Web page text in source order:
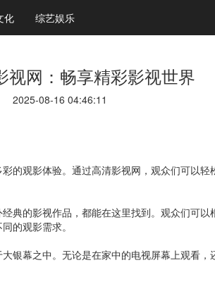
化 综艺娱乐
视网：畅享精彩影视世界
2025-08-16 04:46:11
的观影体验。通过高清影视网，观众们可以
典的影视作品，都能在这里找到。观众们可
的观影需求。
银幕之中。无论是在家中的电视屏幕上观看